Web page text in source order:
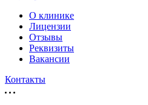
О клинике
Лицензии
Отзывы
Реквизиты
Вакансии
Контакты